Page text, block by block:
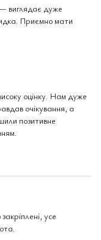
виглядає дуже
Приємно мати
оцінку. Нам дуже
очікування, а
позитивне
усе